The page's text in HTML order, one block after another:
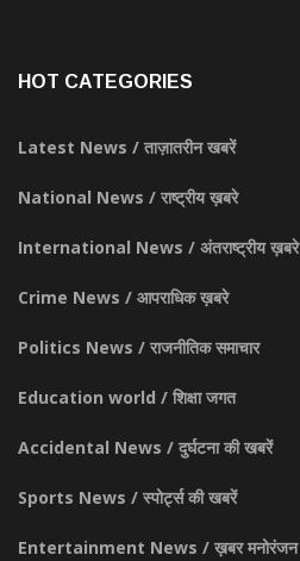
HOT CATEGORIES
Latest News / ताज़ातरीन खबरें
National News / राष्ट्रीय ख़बरे
International News / अंतराष्ट्रीय ख़बरे
Crime News / आपराधिक ख़बरे
Politics News / राजनीतिक समाचार
Education world / शिक्षा जगत
Accidental News / दुर्घटना की खबरें
Sports News / स्पोर्ट्स की खबरें
Entertainment News / ख़बर मनोरंजन